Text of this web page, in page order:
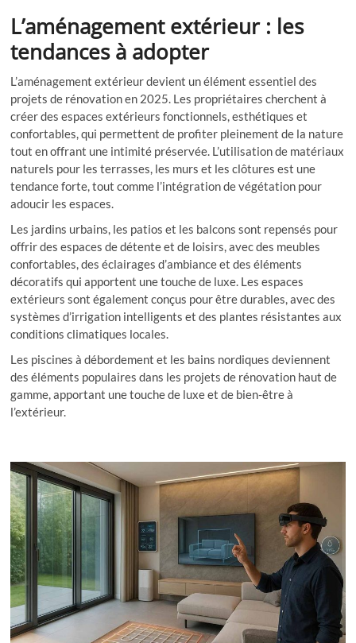
L’aménagement extérieur : les
tendances à adopter
L’aménagement extérieur devient un élément essentiel des
projets de rénovation en 2025. Les propriétaires cherchent à
créer des espaces extérieurs fonctionnels, esthétiques et
confortables, qui permettent de profiter pleinement de la nature
tout en offrant une intimité préservée. L’utilisation de matériaux
naturels pour les terrasses, les murs et les clôtures est une
tendance forte, tout comme l’intégration de végétation pour
adoucir les espaces.
Les jardins urbains, les patios et les balcons sont repensés pour
offrir des espaces de détente et de loisirs, avec des meubles
confortables, des éclairages d’ambiance et des éléments
décoratifs qui apportent une touche de luxe. Les espaces
extérieurs sont également conçus pour être durables, avec des
systèmes d’irrigation intelligents et des plantes résistantes aux
conditions climatiques locales.
Les piscines à débordement et les bains nordiques deviennent
des éléments populaires dans les projets de rénovation haut de
gamme, apportant une touche de luxe et de bien-être à
l’extérieur.